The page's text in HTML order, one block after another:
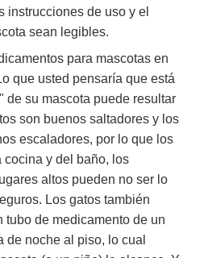
instrucciones de uso y el
sean legibles.
para mascotas en
que usted pensaría que está
de su mascota puede resultar
son buenos saltadores y los
escaladores, por lo que los
cocina y del baño, los
altos pueden no ser lo
Los gatos también
tubo de medicamento de un
de noche al piso, lo cual